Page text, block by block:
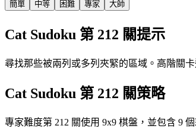
簡單
中等 困難 專家 大師
Cat Sudoku 第 212 關提示
尋找那些被兩列或多列夾緊的區域。高階關
Cat Sudoku 第 212 關策略
專家難度第 212 關使用 9x9 棋盤，並包含 9